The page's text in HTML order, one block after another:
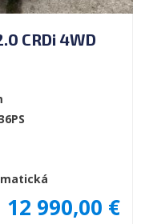
CRDi 4WD
12 990,00 €